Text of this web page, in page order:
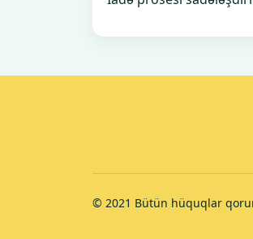
© 2021 Bütün hüquqlar